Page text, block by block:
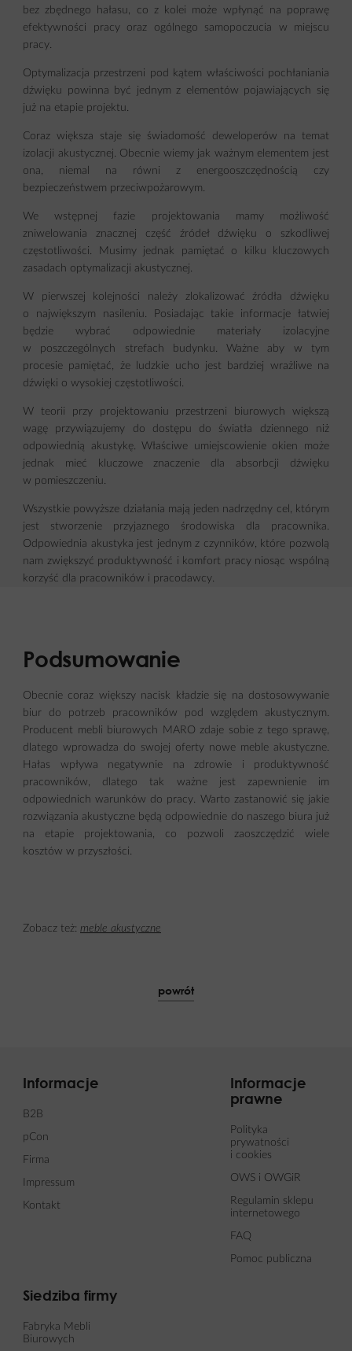
bez zbędnego hałasu, co z kolei może wpłynąć na poprawę
efektywności pracy oraz ogólnego samopoczucia w miejscu
pracy.
Optymalizacja przestrzeni pod kątem właściwości pochłaniania
dźwięku powinna być jednym z elementów pojawiających się
już na etapie projektu.
Coraz większa staje się świadomość deweloperów na temat
izolacji akustycznej. Obecnie wiemy jak ważnym elementem jest
ona, niemal na równi z energooszczędnością czy
bezpieczeństwem przeciwpożarowym.
We wstępnej fazie projektowania mamy możliwość
zniwelowania znacznej część źródeł dźwięku o szkodliwej
częstotliwości. Musimy jednak pamiętać o kilku kluczowych
zasadach optymalizacji akustycznej.
W pierwszej kolejności należy zlokalizować źródła dźwięku
o największym nasileniu. Posiadając takie informacje łatwiej
będzie wybrać odpowiednie materiały izolacyjne
w poszczególnych strefach budynku. Ważne aby w tym
procesie pamiętać, że ludzkie ucho jest bardziej wrażliwe na
dźwięki o wysokiej częstotliwości.
W teorii przy projektowaniu przestrzeni biurowych większą
wagę przywiązujemy do dostępu do światła dziennego niż
odpowiednią akustykę. Właściwe umiejscowienie okien może
jednak mieć kluczowe znaczenie dla absorbcji dźwięku
w pomieszczeniu.
Wszystkie powyższe działania mają jeden nadrzędny cel, którym
jest stworzenie przyjaznego środowiska dla pracownika.
Odpowiednia akustyka jest jednym z czynników, które pozwolą
nam zwiększyć produktywność i komfort pracy niosąc wspólną
korzyść dla pracowników i pracodawcy.
Podsumowanie
Obecnie coraz większy nacisk kładzie się na dostosowywanie
biur do potrzeb pracowników pod względem akustycznym.
Producent mebli biurowych MARO zdaje sobie z tego sprawę,
dlatego wprowadza do swojej oferty nowe meble akustyczne.
Hałas wpływa negatywnie na zdrowie i produktywność
pracowników, dlatego tak ważne jest zapewnienie im
odpowiednich warunków do pracy. Warto zastanowić się jakie
rozwiązania akustyczne będą odpowiednie do naszego biura już
na etapie projektowania, co pozwoli zaoszczędzić wiele
kosztów w przyszłości.
Zobacz też: meble akustyczne
powrót
Informacje
B2B
pCon
Firma
Impressum
Kontakt
Informacje
prawne
Polityka
prywatności
i cookies
OWS i OWGiR
Regulamin sklepu
internetowego
FAQ
Pomoc publiczna
Siedziba firmy
Fabryka Mebli
Biurowych